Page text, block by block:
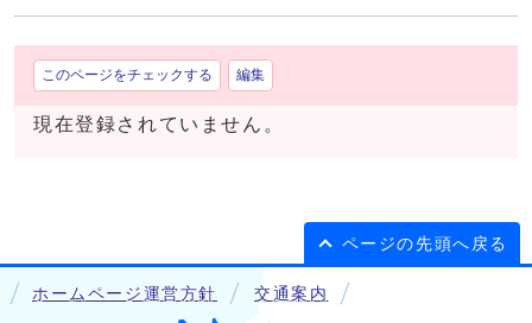
このページをチェックする 編集
現在登録されていません。
ページの先頭へ戻る
ホームページ運営方針 交通案内